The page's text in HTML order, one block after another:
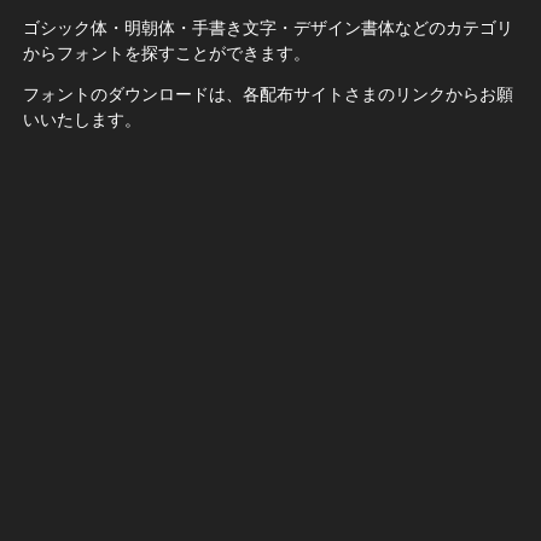
ゴシック体・明朝体・手書き文字・デザイン書体などのカテゴリ
からフォントを探すことができます。
フォントのダウンロードは、各配布サイトさまのリンクからお願
いいたします。